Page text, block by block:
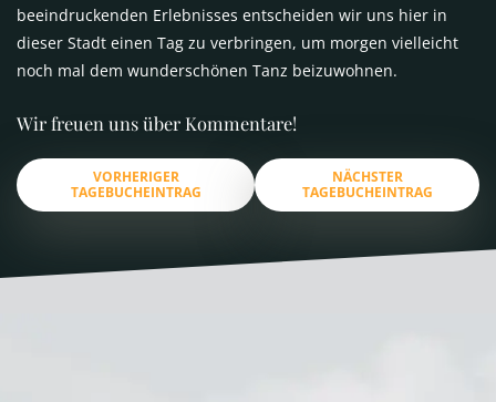
beeindruckenden Erlebnisses entscheiden wir uns hier in
dieser Stadt einen Tag zu verbringen, um morgen vielleicht
noch mal dem wunderschönen Tanz beizuwohnen.
Wir freuen uns über Kommentare!
VORHERIGER
TAGEBUCHEINTRAG
NÄCHSTER
TAGEBUCHEINTRAG